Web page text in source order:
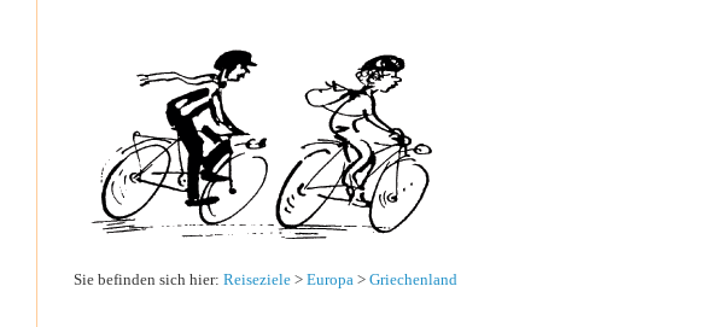
Sie befinden sich hier: Reiseziele > Europa > Griechenland